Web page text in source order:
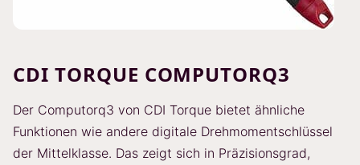
CDI TORQUE COMPUTORQ3
Der Computorq3 von CDI Torque bietet ähnliche
Funktionen wie andere digitale Drehmomentschlüssel
der Mittelklasse. Das zeigt sich in Präzisionsgrad,